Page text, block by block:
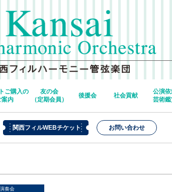
ご購入の
案内
友の会
（定期会員）
後援会 社会貢献
公演
芸術
関西フィルWEBチケット お問い合わせ
奏会